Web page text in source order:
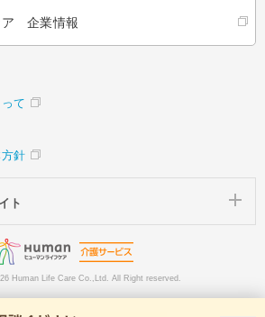
ア 企業情報
て
針
ト
Human Life Care Co.,Ltd. All Right reserved.